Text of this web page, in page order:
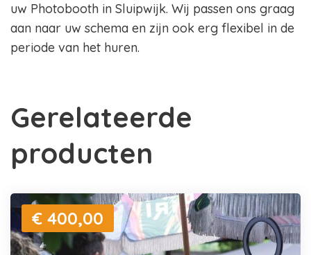
uw Photobooth in Sluipwijk. Wij passen ons graag
aan naar uw schema en zijn ook erg flexibel in de
periode van het huren.
Gerelateerde
producten
€ 400,00